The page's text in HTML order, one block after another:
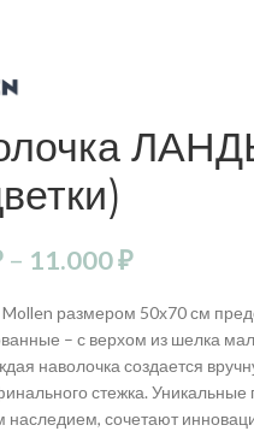
– 11.000₽
размером 50х70 см
– с верхом из шелка
наволочка создается
стежка.
наследием, сочетают